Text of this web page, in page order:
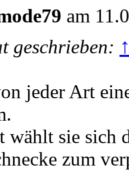
am
geschrieben:
jeder Art
wählt sie sich
zum